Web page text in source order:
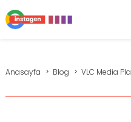
Anasayfa Blog VLC Media